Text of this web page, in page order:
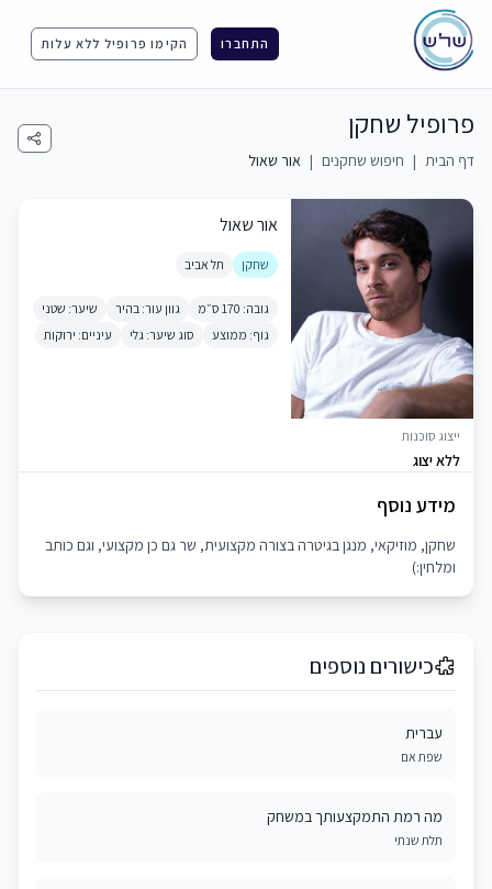
התחברו הקימו פרופיל ללא עלות
פרופיל שחקן
דף הבית | חיפוש שחקנים | אור שאול
ייצוג סוכנות
ללא יצוג
אור שאול
שחקן תל אביב
גובה: 170 ס״מ גוון עור: בהיר
שיער: שטני
גוף: ממוצע
סוג שיער: גלי עיניים: ירוקות
מידע נוסף
שחקן, מוזיקאי, מנגן בגיטרה בצורה מקצועית, שר גם כן מקצועי, וגם כותב
ומלחין:)
כישורים נוספים
עברית
שפת אם
מה רמת התמקצעותך במשחק
תלת שנתי